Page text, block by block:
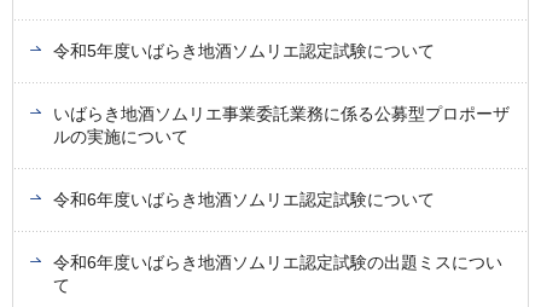
令和5年度いばらき地酒ソムリエ認定試験について
いばらき地酒ソムリエ事業委託業務に係る公募型プロポーザ
ルの実施について
令和6年度いばらき地酒ソムリエ認定試験について
令和6年度いばらき地酒ソムリエ認定試験の出題ミスについ
て